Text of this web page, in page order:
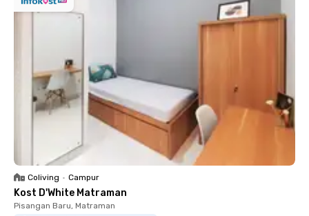
Coliving • Campur
Kost D'White Matraman
Pisangan Baru, Matraman